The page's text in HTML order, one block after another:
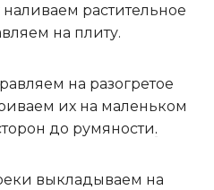
растительное
на плиту.
на разогретое
их на маленьком
до румяности.
выкладываем на